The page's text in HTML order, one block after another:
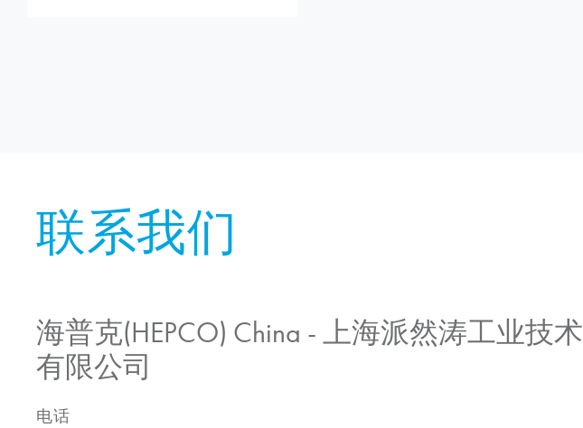
联系我们
海普克(HEPCO) China - 上海派然涛工业技术
有限公司
电话